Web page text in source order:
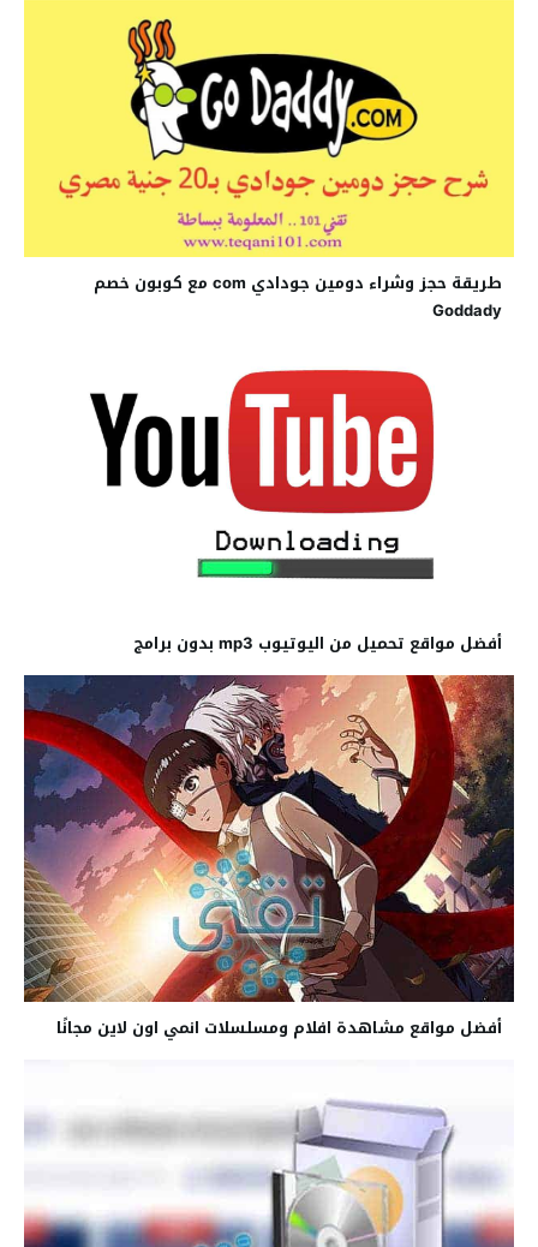
طريقة حجز وشراء دومين جودادي com مع كوبون خصم
Goddady
أفضل مواقع تحميل من اليوتيوب mp3 بدون برامج
أفضل مواقع مشاهدة افلام ومسلسلات انمي اون لاين مجانًا